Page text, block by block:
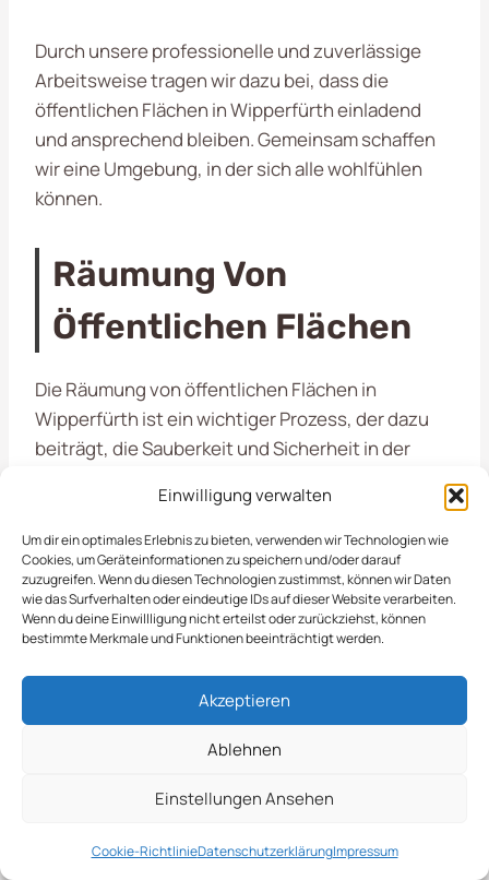
Einwilligung verwalten
Um dir ein optimales Erlebnis zu bieten, verwenden wir Technologien wie
Cookies, um Geräteinformationen zu speichern und/oder darauf
zuzugreifen. Wenn du diesen Technologien zustimmst, können wir Daten
wie das Surfverhalten oder eindeutige IDs auf dieser Website verarbeiten.
Wenn du deine Einwillligung nicht erteilst oder zurückziehst, können
bestimmte Merkmale und Funktionen beeinträchtigt werden.
Akzeptieren
Ablehnen
Einstellungen Ansehen
Cookie-RichtlinieDatenschutzerklärungImpressum
Durch unsere professionelle und zuverlässige
Arbeitsweise tragen wir dazu bei, dass die
öffentlichen Flächen in Wipperfürth einladend
und ansprechend bleiben. Gemeinsam schaffen
wir eine Umgebung, in der sich alle wohlfühlen
können.
Räumung Von
Öffentlichen Flächen
Die Räumung von öffentlichen Flächen in
Wipperfürth ist ein wichtiger Prozess, der dazu
beiträgt, die Sauberkeit und Sicherheit in der
Maßnahmen werden die Flächen von Unrat und
anderen Hindernissen befreit, was sowohl den
Anwohnern als auch den Besuchern
zugutekommt.
Optimale Vorgehensweise
Für Saubere Stadtbilder
Räumung von öffentlichen Flächen in
ist ein essenzieller Bestandteil
unserer Objektpflege. Wir sorgen dafür, dass